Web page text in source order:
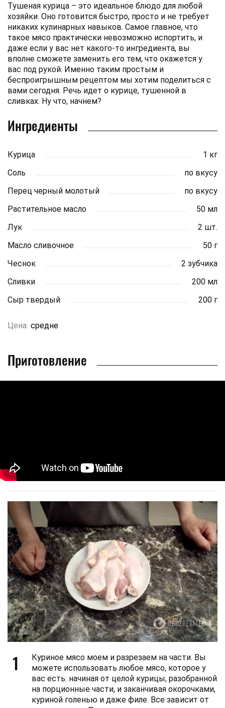
Тушеная курица – это идеальное блюдо для любой
хозяйки. Оно готовится быстро, просто и не требует
никаких кулинарных навыков. Самое главное, что
такое мясо практически невозможно испортить, и
даже если у вас нет какого-то ингредиента, вы
вполне сможете заменить его тем, что окажется у
вас под рукой. Именно таким простым и
беспроигрышным рецептом мы хотим поделиться с
вами сегодня. Речь идет о курице, тушенной в
сливках. Ну что, начнем?
Ингредиенты
Курица
1 кг
Соль
по вкусу
Перец черный молотый
по вкусу
Растительное масло
50 мл
Лук
2 шт.
Масло сливочное
50 г
Чеснок
2 зубчика
Сливки
200 мл
Сыр твердый
200 г
Цена: средне
Приготовление
1
Куриное мясо моем и разрезаем на части. Вы
можете использовать любое мясо, которое у
вас есть: начиная от целой курицы, разобранной
на порционные части, и заканчивая окорочками,
куриной голенью и даже филе. Все зависит от